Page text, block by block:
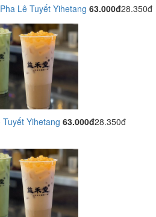
Lê Tuyết Yihetang 63.000đ28.350đ
Yihetang 63.000đ28.350đ